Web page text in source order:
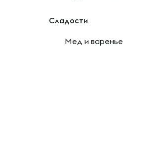
Сладости
Мед и варенье